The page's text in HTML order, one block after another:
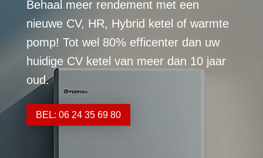
Behaal meer rendement met een
nieuwe CV, HR, Hybrid ketel of warmte
pomp! Tot wel 80% efficenter dan uw
huidige CV ketel van meer dan 10 jaar
oud.
BEL: 06 24 35 69 80